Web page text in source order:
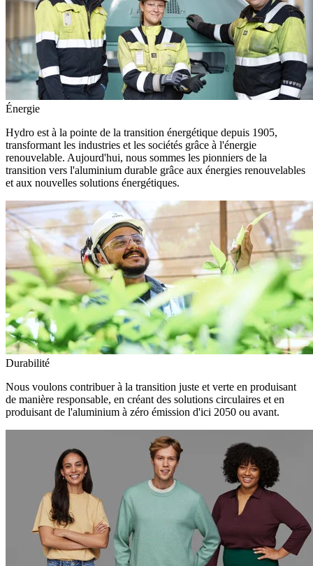
Énergie
Hydro est à la pointe de la transition énergétique depuis 1905,
transformant les industries et les sociétés grâce à l'énergie
renouvelable. Aujourd'hui, nous sommes les pionniers de la
transition vers l'aluminium durable grâce aux énergies renouvelables
et aux nouvelles solutions énergétiques.
Durabilité
Nous voulons contribuer à la transition juste et verte en produisant
de manière responsable, en créant des solutions circulaires et en
produisant de l'aluminium à zéro émission d'ici 2050 ou avant.